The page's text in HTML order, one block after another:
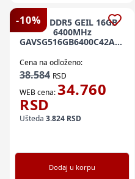
-10%
RAM DDR5 GEIL 16GB
6400MHz
GAVSG516GB6400C42ASC
Cena na odloženo:
38.584 RSD
WEB cena:34.760
RSD
Ušteda 3.824 RSD
Dodaj u korpu